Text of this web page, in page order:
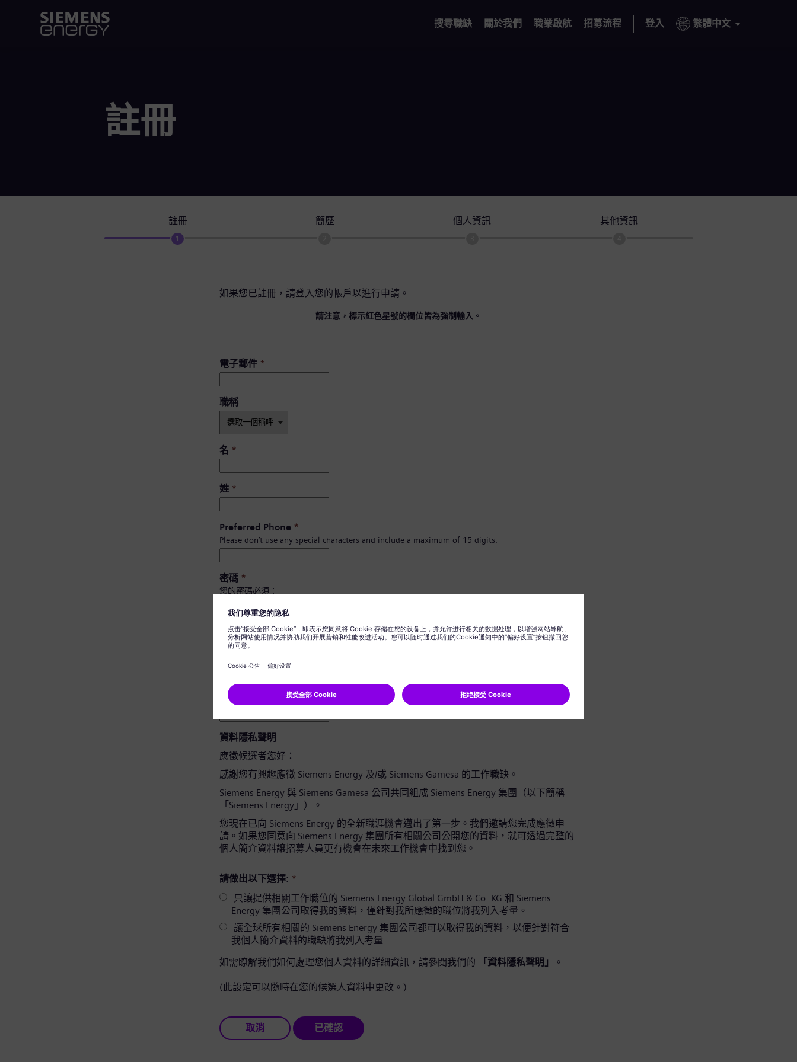
搜尋職缺 關於我們 職業啟航 招募流程 登入 繁體中文
註冊
註冊
1
簡歷 個人資訊 其他資訊
如果您已註冊，請登入您的帳戶以進行申請。
請注意，標示紅色星號的欄位皆為強制輸入。
電子郵件 *
職稱
名 *
姓 *
Preferred Phone *
Please don’t use any special characters and include a maximum of 15 digits.
密碼 *
您的密碼必須：
至少有 8 個字元。
有大小寫字母，並且至少有一個數字及一個符號。
不包含您的任何個人資訊。
密碼確認
資料隱私聲明
應徵候選者您好：
感謝您有興趣應徵 Siemens Energy 及/或 Siemens Gamesa 的工作職缺。
Siemens Energy 與 Siemens Gamesa 公司共同組成 Siemens Energy 集團（以下簡稱
「Siemens Energy」）。
您現在已向 Siemens Energy 的全新職涯機會邁出了第一步。我們邀請您完成應徵申
請。如果您同意向 Siemens Energy 集團所有相關公司公開您的資料，就可透過完整的
個人簡介資料讓招募人員更有機會在未來工作機會中找到您。
請做出以下選擇: *
只讓提供相關工作職位的 Siemens Energy Global GmbH & Co. KG 和 Siemens
Energy 集團公司取得我的資料，僅針對我所應徵的職位將我列入考量。
讓全球所有相關的 Siemens Energy 集團公司都可以取得我的資料，以便針對符合
我個人簡介資料的職缺將我列入考量
如需瞭解我們如何處理您個人資料的詳細資訊，請參閱我們的
「資料隱私聲明」 。
(此設定可以隨時在您的候選人資料中更改。)
取消 已確認